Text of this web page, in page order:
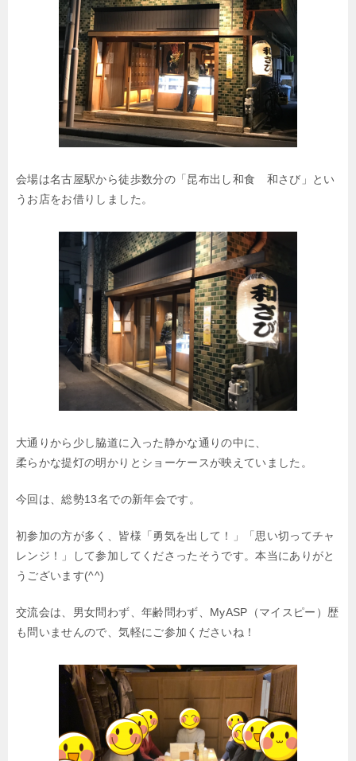
会場は名古屋駅から徒歩数分の「昆布出し和食 和さび」とい
うお店をお借りしました。
大通りから少し脇道に入った静かな通りの中に、
柔らかな提灯の明かりとショーケースが映えていました。
今回は、総勢13名での新年会です。
初参加の方が多く、皆様「勇気を出して！」「思い切ってチャ
レンジ！」して参加してくださったそうです。本当にありがと
うございます(^^)
交流会は、男女問わず、年齢問わず、MyASP（マイスピー）歴
も問いませんので、気軽にご参加くださいね！